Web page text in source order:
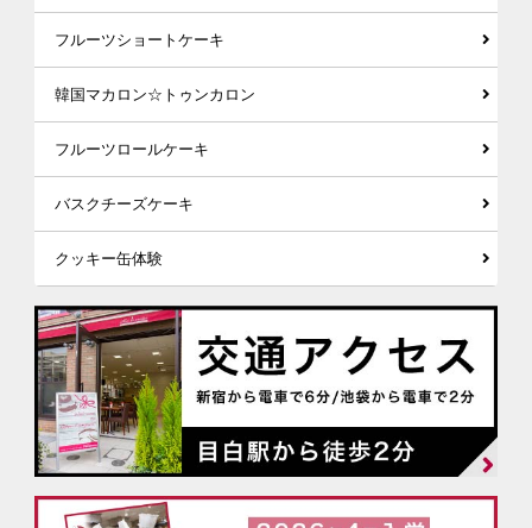
フルーツショートケーキ
韓国マカロン☆トゥンカロン
フルーツロールケーキ
バスクチーズケーキ
クッキー缶体験